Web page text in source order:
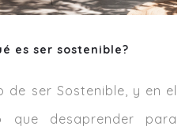
es ser sostenible?
ser Sostenible, y en el
que desaprender para